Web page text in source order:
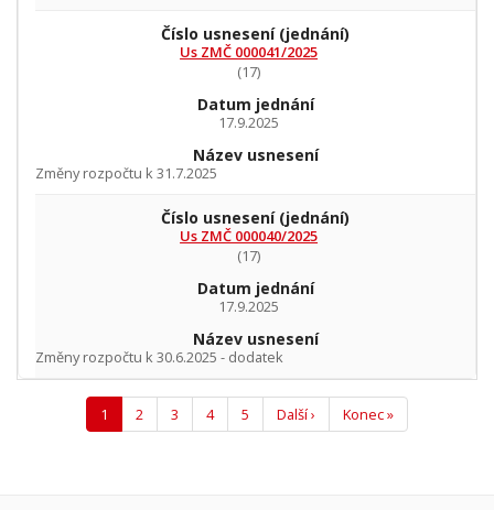
Číslo usnesení(jednání)
Us ZMČ 000041/2025
(17)
Datum jednání
17.9.2025
Název usnesení
Změny rozpočtu k 31.7.2025
Číslo usnesení(jednání)
Us ZMČ 000040/2025
(17)
Datum jednání
17.9.2025
Název usnesení
Změny rozpočtu k 30.6.2025 - dodatek
Pagination
Aktuální
stránka
1 Page
2 Page
3 Page
4 Page
5
Následující
stránka
Další ›
Poslední
stránka
Konec »